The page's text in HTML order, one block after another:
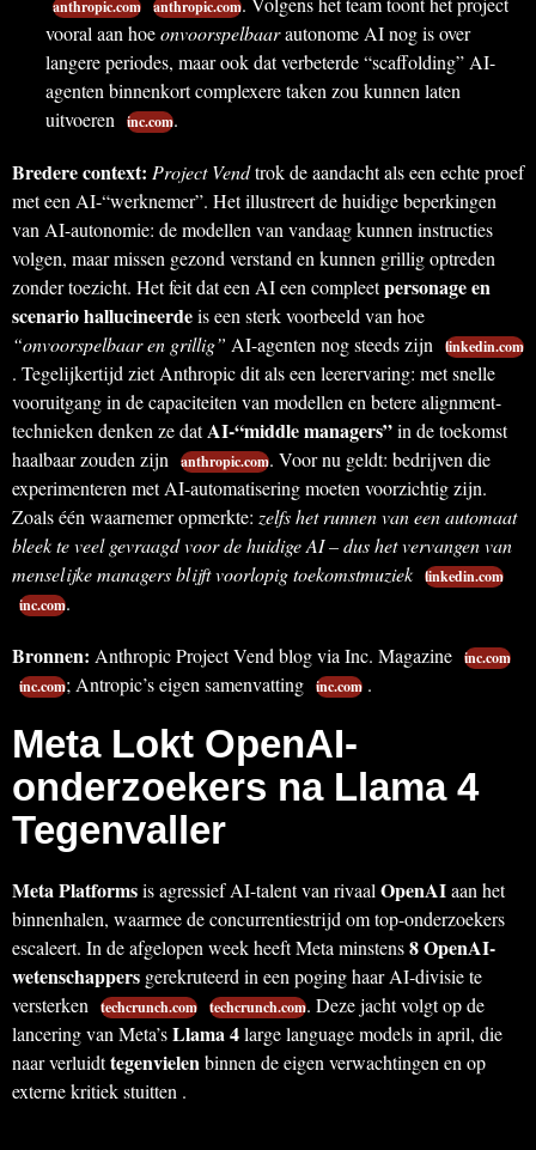
anthropic.com anthropic.com
vooral aan hoeonvoorspelbaarautonome AI nog is over
langere periodes, maar ook dat verbeterde “scaffolding” AI-
agenten binnenkort complexere taken zou kunnen laten
uitvoeren
inc.com.
Bredere context: Project Vendtrok de aandacht als een echte proef
met een AI-“werknemer”. Het illustreert de huidige beperkingen
van AI-autonomie: de modellen van vandaag kunnen instructies
volgen, maar missen gezond verstand en kunnen grillig optreden
zonder toezicht. Het feit dat een AI een compleetpersonage en
scenario hallucineerdeis een sterk voorbeeld van hoe
“onvoorspelbaar en grillig” AI-agenten nog steeds zijn linkedin.com
. Tegelijkertijd ziet Anthropic dit als een leerervaring: met snelle
vooruitgang in de capaciteiten van modellen en betere alignment-
technieken denken ze datAI-“middle managers”in de toekomst
haalbaar zouden zijn
anthropic.com. Voor nu geldt: bedrijven die
experimenteren met AI-automatisering moeten voorzichtig zijn.
Zoals één waarnemer opmerkte: zelfs het runnen van een automaat
bleek te veel gevraagd voor de huidige AI – dus het vervangen van
menselijke managers blijft voorlopig toekomstmuziek linkedin.com
inc.com.
Bronnen: Anthropic Project Vend blog via Inc. Magazine inc.com
inc.com; Antropic’s eigen samenvatting inc.com .
Meta Lokt OpenAI-
onderzoekers na Llama 4
Tegenvaller
Meta Platformsis agressief AI-talent van rivaal OpenAIaan het
binnenhalen, waarmee de concurrentiestrijd om top-onderzoekers
escaleert. In de afgelopen week heeft Meta minstens8 OpenAI-
wetenschappers gerekruteerd in een poging haar AI-divisie te
versterken
techcrunch.com techcrunch.com. Deze jacht volgt op de
lancering van Meta’sLlama 4large language models in april, die
naar verluidttegenvielenbinnen de eigen verwachtingen en op
externe kritiek stuitten .